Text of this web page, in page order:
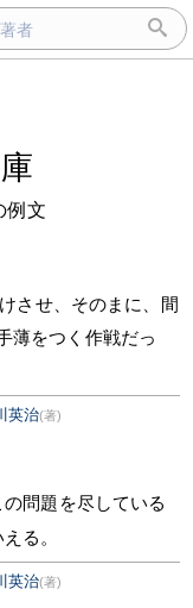
例文
させ、そのまに、間
薄をつく作戦だっ
英治(著)
問題を尽している
る。
英治(著)